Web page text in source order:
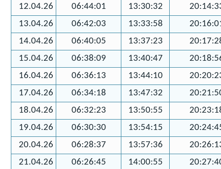
12.04.26
06:44:01 13:30:32
13.04.26
06:42:03 13:33:58
14.04.26
06:40:05 13:37:23
15.04.26
06:38:09 13:40:47
16.04.26
06:36:13 13:44:10
17.04.26
06:34:18 13:47:32
18.04.26
06:32:23 13:50:55
19.04.26
06:30:30 13:54:15
20.04.26
06:28:37 13:57:36
21.04.26
06:26:45 14:00:55